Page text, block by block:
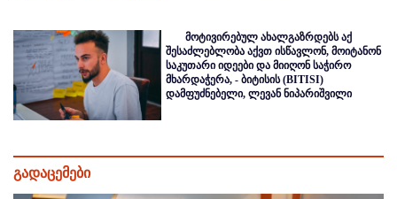
მოტივირებულ ახალგაზრდებს აქ
შესაძლებლობა აქვთ ისწავლონ, მოიტანონ
საკუთარი იდეები და მიიღონ საჭირო
მხარდაჭერა, - ბიტისის (BITISI)
დამფუძნებელი, ლევან ნიპარიშვილი
გადაცემები